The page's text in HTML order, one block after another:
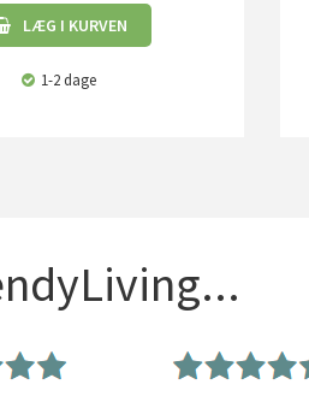
LÆG I KURVEN
1-2 dage